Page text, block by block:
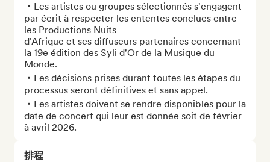
・Les artistes ou groupes sélectionnés s'engagent
par écrit à respecter les ententes conclues entre
les Productions Nuits
d'Afrique et ses diffuseurs partenaires concernant
la 19e édition des Syli d'Or de la Musique du
Monde.
・Les décisions prises durant toutes les étapes du
processus seront définitives et sans appel.
・Les artistes doivent se rendre disponibles pour la
date de concert qui leur est donnée soit de février
à avril 2026.
排程